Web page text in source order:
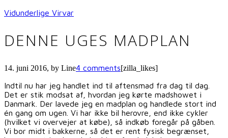
Vidunderlige Virvar
DENNE UGES MADPLAN
14. juni 2016, by Line4 comments[zilla_likes]
Indtil nu har jeg handlet ind til aftensmad fra dag til dag.
Det er stik modsat af, hvordan jeg kørte madshowet i
Danmark. Der lavede jeg en madplan og handlede stort ind
én gang om ugen. Vi har ikke bil herovre, end ikke cykler
(hvilket vi overvejer at købe), så indkøb foregår på gåben.
Vi bor midt i bakkerne, så det er rent fysisk begrænset,